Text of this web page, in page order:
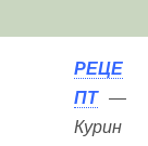
РЕЦЕ
ПТ—
Курин